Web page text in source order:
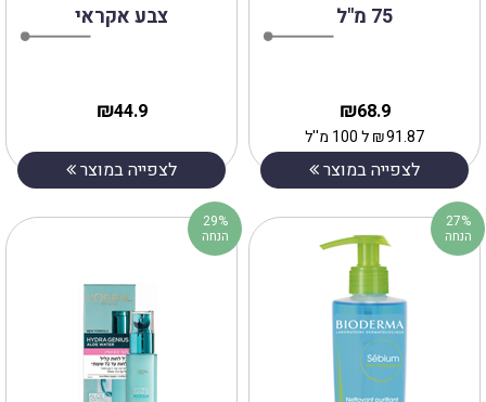
צבע אקראי
44.9
₪
לצפייה במוצר
75 מ"ל
68.9
₪
91.87
₪ל 100 מ''ל
לצפייה במוצר
29%
הנחה
27%
הנחה